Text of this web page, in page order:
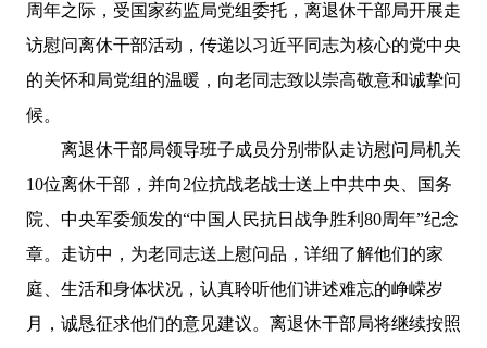
周年之际，受国家药监局党组委托，离退休干部局开展走
访慰问离休干部活动，传递以习近平同志为核心的党中央
的关怀和局党组的温暖，向老同志致以崇高敬意和诚挚问
候。
离退休干部局领导班子成员分别带队走访慰问局机关
10位离休干部，并向2位抗战老战士送上中共中央、国务
院、中央军委颁发的“中国人民抗日战争胜利80周年”纪念
章。走访中，为老同志送上慰问品，详细了解他们的家
庭、生活和身体状况，认真聆听他们讲述难忘的峥嵘岁
月，诚恳征求他们的意见建议。离退休干部局将继续按照